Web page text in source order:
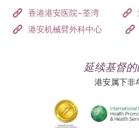
香港港安医院–荃湾
港安机械臂外科中心
延续基督
港安属下非